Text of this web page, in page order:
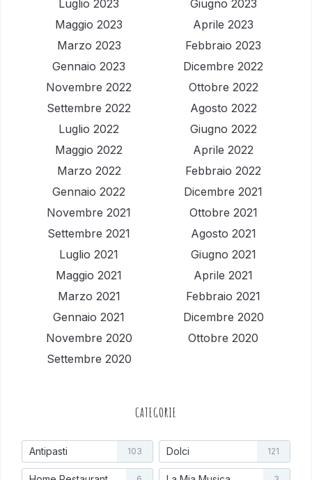
Luglio 2023
Giugno 2023
Maggio 2023
Aprile 2023
Marzo 2023
Febbraio 2023
Gennaio 2023
Dicembre 2022
Novembre 2022
Ottobre 2022
Settembre 2022
Agosto 2022
Luglio 2022
Giugno 2022
Maggio 2022
Aprile 2022
Marzo 2022
Febbraio 2022
Gennaio 2022
Dicembre 2021
Novembre 2021
Ottobre 2021
Settembre 2021
Agosto 2021
Luglio 2021
Giugno 2021
Maggio 2021
Aprile 2021
Marzo 2021
Febbraio 2021
Gennaio 2021
Dicembre 2020
Novembre 2020
Ottobre 2020
Settembre 2020
CATEGORIE
Antipasti 103 Dolci 121